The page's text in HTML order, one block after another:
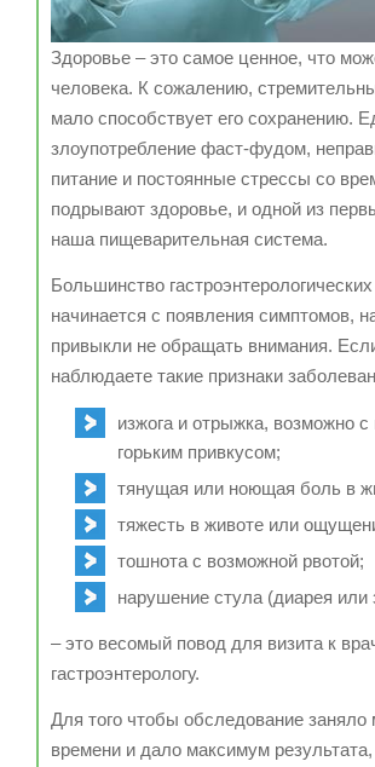
Здоровье – это самое ценное, что
человека. К сожалению,
мало способствует его сохранению.
злоупотребление фаст-фудом,
питание и постоянные стрессы со
подрывают здоровье, и одной из
наша пищеварительная система.
Большинство
начинается с появления симптомов,
привыкли не обращать внимания.
наблюдаете такие признаки
изжога и отрыжка, возможно
горьким привкусом;
тянущая или ноющая боль в
тяжесть в животе или
тошнота с возможной рвотой;
нарушение стула (диарея или
– это весомый повод для визита к
гастроэнтерологу.
Для того чтобы обследование
времени и дало максимум